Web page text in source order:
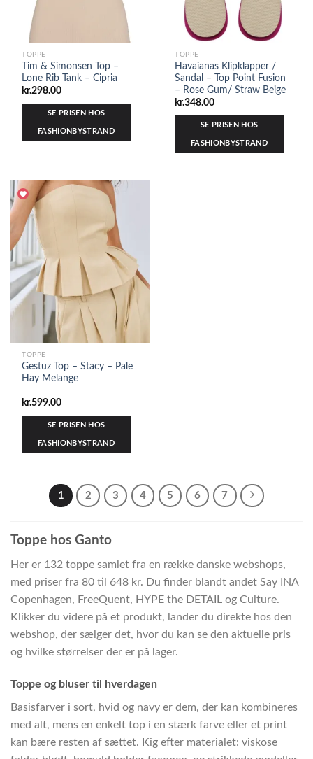
TOPPE
Tim & Simonsen Top –
Lone Rib Tank – Cipria
kr.298.00
SE PRISEN HOS
FASHIONBYSTRAND
TOPPE
Havaianas Klipklapper /
Sandal – Top Point Fusion
– Rose Gum/ Straw Beige
kr.348.00
SE PRISEN HOS
FASHIONBYSTRAND
TOPPE
Gestuz Top – Stacy – Pale
Hay Melange
kr.599.00
SE PRISEN HOS
FASHIONBYSTRAND
1 2 3 4 5 6 7
Toppe hos Ganto
Her er 132 toppe samlet fra en række danske webshops,
med priser fra 80 til 648 kr. Du finder blandt andet Say INA
Copenhagen, FreeQuent, HYPE the DETAIL og Culture.
Klikker du videre på et produkt, lander du direkte hos den
webshop, der sælger det, hvor du kan se den aktuelle pris
og hvilke størrelser der er på lager.
Toppe og bluser til hverdagen
Basisfarver i sort, hvid og navy er dem, der kan kombineres
med alt, mens en enkelt top i en stærk farve eller et print
kan bære resten af sættet. Kig efter materialet: viskose